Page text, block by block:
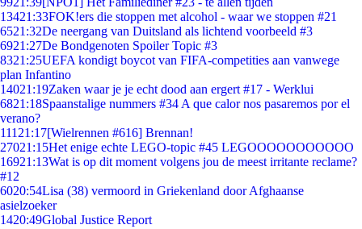
13421:33FOK!ers die stoppen met alcohol - waar we stoppen #21
6521:32De neergang van Duitsland als lichtend voorbeeld #3
6921:27De Bondgenoten Spoiler Topic #3
8321:25UEFA kondigt boycot van FIFA-competities aan vanwege
plan Infantino
14021:19Zaken waar je je echt dood aan ergert #17 - Werklui
6821:18Spaanstalige nummers #34 A que calor nos pasaremos por el
verano?
111 21:17[Wielrennen #616] Brennan!
27021:15Het enige echte LEGO-topic #45 LEGOOOOOOOOOOO
16921:13Wat is op dit moment volgens jou de meest irritante reclame?
#12
6020:54Lisa (38) vermoord in Griekenland door Afghaanse
asielzoeker
1420:49Global Justice Report